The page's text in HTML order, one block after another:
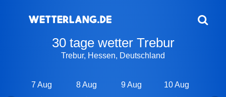
30 tage wetter Trebur
Trebur, Hessen, Deutschland
7 Aug 8 Aug 9 Aug 10 Aug